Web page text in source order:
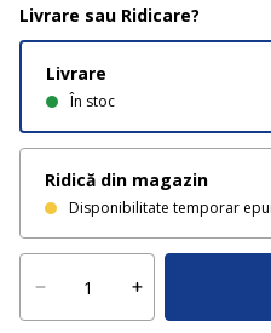
Livrare sau Ridicare?
Livrare
În stoc
Ridică din magazin
Disponibilitate temporar